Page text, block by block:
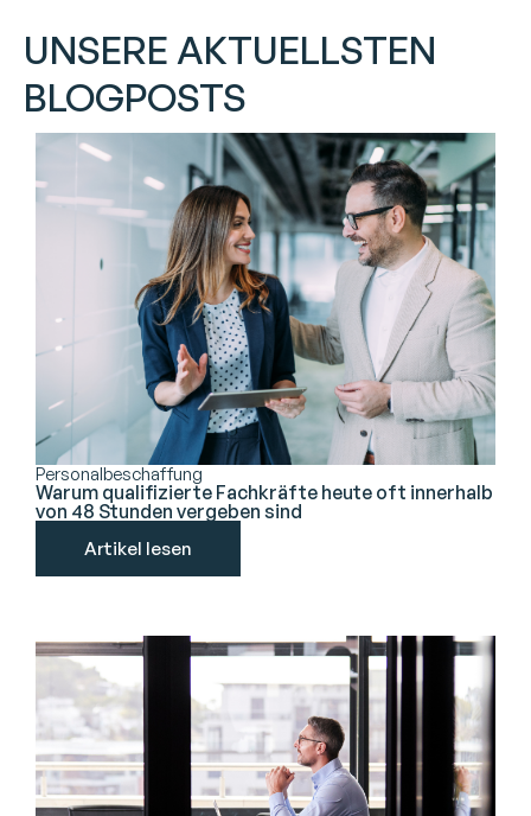
UNSERE AKTUELLSTEN
BLOGPOSTS
Personalbeschaffung
Warum qualifizierte Fachkräfte heute oft innerhalb
von 48 Stunden vergeben sind
Artikel lesen